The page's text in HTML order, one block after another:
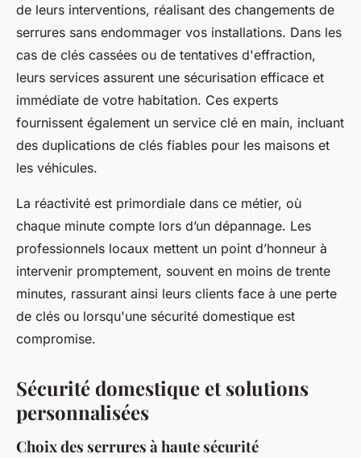
de leurs interventions, réalisant des changements de
serrures sans endommager vos installations. Dans les
cas de clés cassées ou de tentatives d'effraction,
leurs services assurent une sécurisation efficace et
immédiate de votre habitation. Ces experts
fournissent également un service clé en main, incluant
des duplications de clés fiables pour les maisons et
les véhicules.
La réactivité est primordiale dans ce métier, où
chaque minute compte lors d’un dépannage. Les
professionnels locaux mettent un point d’honneur à
intervenir promptement, souvent en moins de trente
minutes, rassurant ainsi leurs clients face à une perte
de clés ou lorsqu'une sécurité domestique est
compromise.
Sécurité domestique et solutions
personnalisées
Choix des serrures à haute sécurité